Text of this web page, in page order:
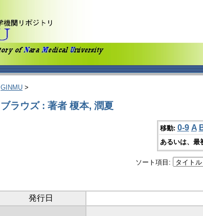
GINMU >
ブラウズ : 著者 榎本, 潤夏
移動: 0-9 A
あるいは、最
ソート項目:
発行日